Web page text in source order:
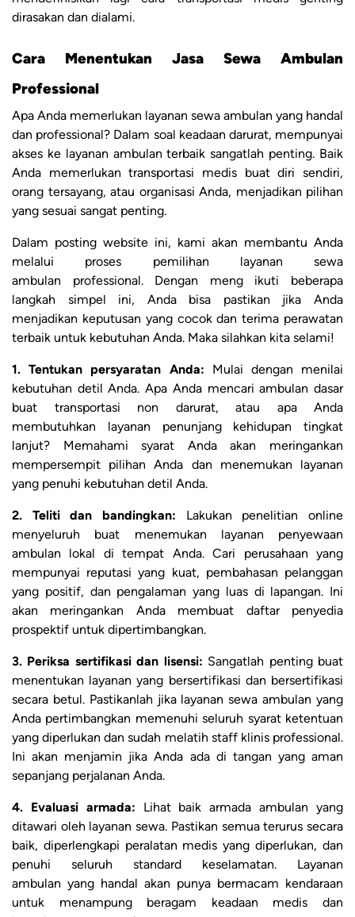
dirasakan dan dialami.
Cara Menentukan Jasa Sewa Ambulan
Professional
Apa Anda memerlukan layanan sewa ambulan yang handal
dan professional? Dalam soal keadaan darurat, mempunyai
akses ke layanan ambulan terbaik sangatlah penting. Baik
Anda memerlukan transportasi medis buat diri sendiri,
orang tersayang, atau organisasi Anda, menjadikan pilihan
yang sesuai sangat penting.
Dalam posting website ini, kami akan membantu Anda
melalui proses pemilihan layanan sewa
ambulan professional. Dengan meng ikuti beberapa
langkah simpel ini, Anda bisa pastikan jika Anda
menjadikan keputusan yang cocok dan terima perawatan
terbaik untuk kebutuhan Anda. Maka silahkan kita selami!
1. Tentukan persyaratan Anda: Mulai dengan menilai
kebutuhan detil Anda. Apa Anda mencari ambulan dasar
buat transportasi non darurat, atau apa Anda
membutuhkan layanan penunjang kehidupan tingkat
lanjut? Memahami syarat Anda akan meringankan
mempersempit pilihan Anda dan menemukan layanan
yang penuhi kebutuhan detil Anda.
2. Teliti dan bandingkan: Lakukan penelitian online
menyeluruh buat menemukan layanan penyewaan
ambulan lokal di tempat Anda. Cari perusahaan yang
mempunyai reputasi yang kuat, pembahasan pelanggan
yang positif, dan pengalaman yang luas di lapangan. Ini
akan meringankan Anda membuat daftar penyedia
prospektif untuk dipertimbangkan.
3. Periksa sertifikasi dan lisensi: Sangatlah penting buat
menentukan layanan yang bersertifikasi dan bersertifikasi
secara betul. Pastikanlah jika layanan sewa ambulan yang
Anda pertimbangkan memenuhi seluruh syarat ketentuan
yang diperlukan dan sudah melatih staff klinis professional.
Ini akan menjamin jika Anda ada di tangan yang aman
sepanjang perjalanan Anda.
4. Evaluasi armada: Lihat baik armada ambulan yang
ditawari oleh layanan sewa. Pastikan semua terurus secara
baik, diperlengkapi peralatan medis yang diperlukan, dan
penuhi seluruh standard keselamatan. Layanan
ambulan yang handal akan punya bermacam kendaraan
untuk menampung beragam keadaan medis dan